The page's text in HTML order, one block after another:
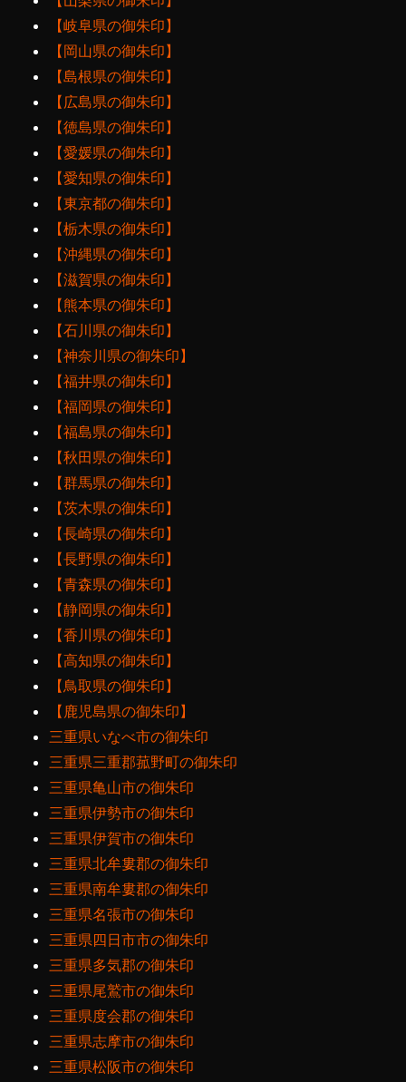
【岐阜県の御朱印】
【岡山県の御朱印】
【島根県の御朱印】
【広島県の御朱印】
【徳島県の御朱印】
【愛媛県の御朱印】
【愛知県の御朱印】
【東京都の御朱印】
【栃木県の御朱印】
【沖縄県の御朱印】
【滋賀県の御朱印】
【熊本県の御朱印】
【石川県の御朱印】
【神奈川県の御朱印】
【福井県の御朱印】
【福岡県の御朱印】
【福島県の御朱印】
【秋田県の御朱印】
【群馬県の御朱印】
【茨木県の御朱印】
【長崎県の御朱印】
【長野県の御朱印】
【青森県の御朱印】
【静岡県の御朱印】
【香川県の御朱印】
【高知県の御朱印】
【鳥取県の御朱印】
【鹿児島県の御朱印】
三重県いなべ市の御朱印
三重県三重郡菰野町の御朱印
三重県亀山市の御朱印
三重県伊勢市の御朱印
三重県伊賀市の御朱印
三重県北牟婁郡の御朱印
三重県南牟婁郡の御朱印
三重県名張市の御朱印
三重県四日市市の御朱印
三重県多気郡の御朱印
三重県尾鷲市の御朱印
三重県度会郡の御朱印
三重県志摩市の御朱印
三重県松阪市の御朱印